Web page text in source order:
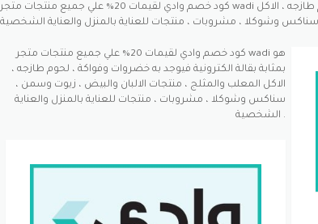
كود خصم وادي لقيمات 20% علي جميع منتجات متجر wadi هو بمثابة بقالة الكترونية فيوجد به خضروات وفواكة ، لحوم طازجه ، الاكل
كود خصم وادي لقيمات 20% علي جميع منتجات متجر wadi هو
بمثابة بقالة الكترونية فيوجد به خضروات وفواكة ، لحوم طازجه ،
الاكل المعلب والمثلج ، منتجات الالبان والبيض ، زيوت وسمن ،
سناكس وشوكلا ، مشروبات ، منتجات للعناية بالمنزل والعناية
الشخصية .